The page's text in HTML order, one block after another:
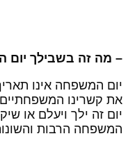
מה זה בשבילך יום
המשפחה אינו
קשרינו המשפחתיים
זה ילך ויעלם או
הרבות והשונות